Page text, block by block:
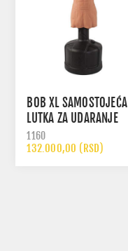
BOB XL SAMOSTOJEĆA
LUTKA ZA UDARANJE
1160
132.000,00 (RSD)